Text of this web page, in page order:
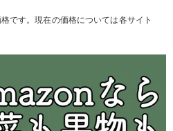
です。現在の価格については各サイト